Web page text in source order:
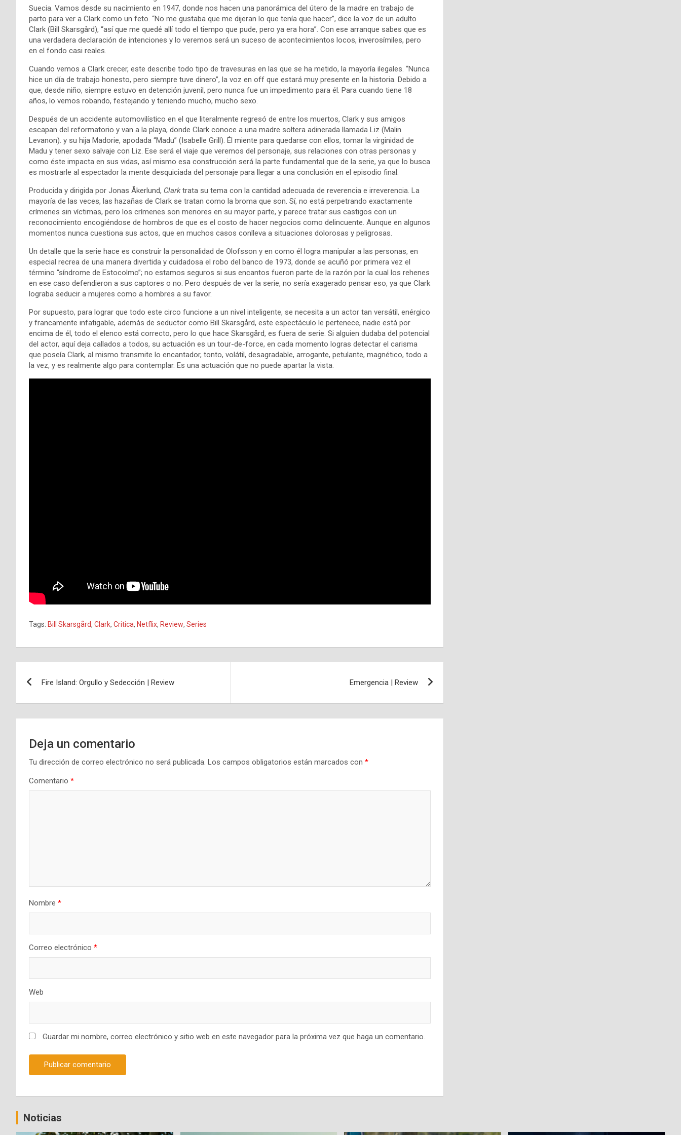
Suecia. Vamos desde su nacimiento en 1947, donde nos hacen una panorámica del útero de la madre en trabajo de
parto para ver a Clark como un feto. “No me gustaba que me dijeran lo que tenía que hacer”, dice la voz de un adulto
Clark (Bill Skarsgård), “así que me quedé allí todo el tiempo que pude, pero ya era hora”. Con ese arranque sabes que es
una verdadera declaración de intenciones y lo veremos será un suceso de acontecimientos locos, inverosímiles, pero
en el fondo casi reales.
Cuando vemos a Clark crecer, este describe todo tipo de travesuras en las que se ha metido, la mayoría ilegales. “Nunca
hice un día de trabajo honesto, pero siempre tuve dinero”, la voz en off que estará muy presente en la historia. Debido a
que, desde niño, siempre estuvo en detención juvenil, pero nunca fue un impedimento para él. Para cuando tiene 18
años, lo vemos robando, festejando y teniendo mucho, mucho sexo.
Después de un accidente automovilístico en el que literalmente regresó de entre los muertos, Clark y sus amigos
escapan del reformatorio y van a la playa, donde Clark conoce a una madre soltera adinerada llamada Liz (Malin
Levanon). y su hija Madorie, apodada “Madu” (Isabelle Grill). Él miente para quedarse con ellos, tomar la virginidad de
Madu y tener sexo salvaje con Liz. Ese será el viaje que veremos del personaje, sus relaciones con otras personas y
como éste impacta en sus vidas, así mismo esa construcción será la parte fundamental que de la serie, ya que lo busca
es mostrarle al espectador la mente desquiciada del personaje para llegar a una conclusión en el episodio final.
Producida y dirigida por Jonas Åkerlund, Clarktrata su tema con la cantidad adecuada de reverencia e irreverencia. La
mayoría de las veces, las hazañas de Clark se tratan como la broma que son. Sí, no está perpetrando exactamente
crímenes sin víctimas, pero los crímenes son menores en su mayor parte, y parece tratar sus castigos con un
reconocimiento encogiéndose de hombros de que es el costo de hacer negocios como delincuente. Aunque en algunos
momentos nunca cuestiona sus actos, que en muchos casos conlleva a situaciones dolorosas y peligrosas.
Un detalle que la serie hace es construir la personalidad de Olofsson y en como él logra manipular a las personas, en
especial recrea de una manera divertida y cuidadosa el robo del banco de 1973, donde se acuñó por primera vez el
término “síndrome de Estocolmo”; no estamos seguros si sus encantos fueron parte de la razón por la cual los rehenes
en ese caso defendieron a sus captores o no. Pero después de ver la serie, no sería exagerado pensar eso, ya que Clark
lograba seducir a mujeres como a hombres a su favor.
Por supuesto, para lograr que todo este circo funcione a un nivel inteligente, se necesita a un actor tan versátil, enérgico
y francamente infatigable, además de seductor como Bill Skarsgård, este espectáculo le pertenece, nadie está por
encima de él, todo el elenco está correcto, pero lo que hace Skarsgård, es fuera de serie. Si alguien dudaba del potencial
del actor, aquí deja callados a todos, su actuación es un tour-de-force, en cada momento logras detectar el carisma
que poseía Clark, al mismo transmite lo encantador, tonto, volátil, desagradable, arrogante, petulante, magnético, todo a
la vez, y es realmente algo para contemplar. Es una actuación que no puede apartar la vista.
Tags: Bill Skarsgård, Clark, Critica, Netflix, Review, Series
entradas
Fire Island: Orgullo y Sedección | Review Emergencia | Review
Deja un comentario
Tu dirección de correo electrónico no será publicada. Los campos obligatorios están marcados con *
Comentario *
Nombre *
Correo electrónico *
Web
Guardar mi nombre, correo electrónico y sitio web en este navegador para la próxima vez que haga un comentario.
Noticias